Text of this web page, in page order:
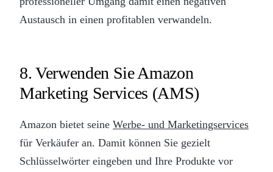
Austausch in einen profitablen verwandeln.
8. Verwenden Sie Amazon
Marketing Services (AMS)
Amazon bietet seine Werbe- und Marketingservices
für Verkäufer an. Damit können Sie gezielt
Schlüsselwörter eingeben und Ihre Produkte vor